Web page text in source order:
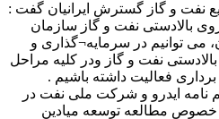
نفت و گاز گسترش ایرانیان گفت :
بالادستی نفت و گاز سازمان
می توانیم در سرمایه¬گذاری و
نفت و گاز ودر کلیه مراحل
فعالیت داشته باشیم .
نامه ایدرو و شرکت ملی نفت در
خصوص مطالعه توسعه میادین